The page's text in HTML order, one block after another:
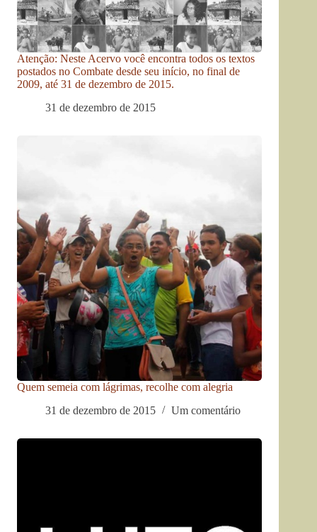
Atenção: Neste Acervo você encontra todos os textos
postados no Combate desde seu início, no final de
2009, até 31 de dezembro de 2015.
31 de dezembro de 2015
Quem semeia com lágrimas, recolhe com alegria
31 de dezembro de 2015
Um comentário